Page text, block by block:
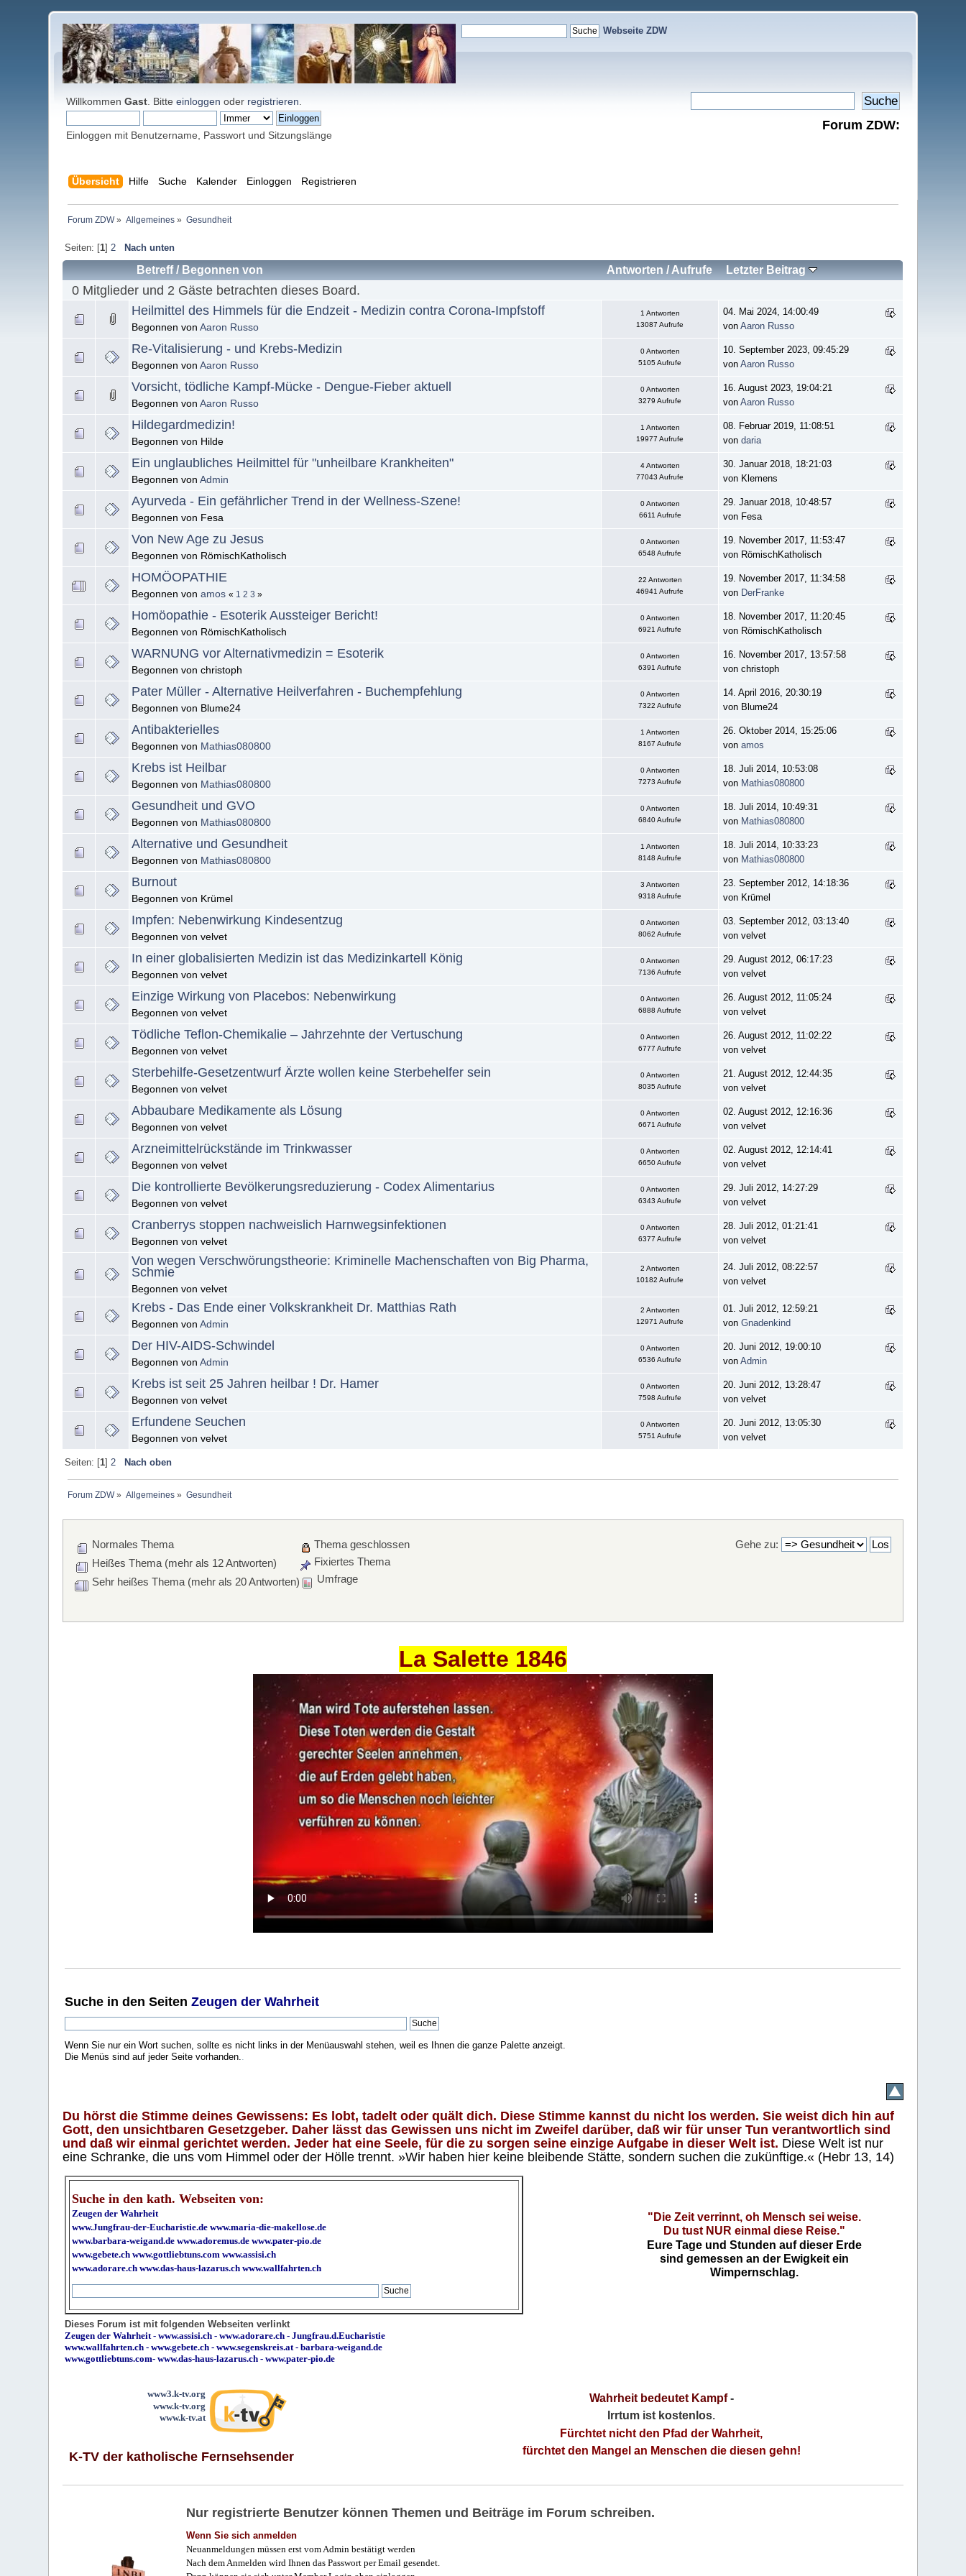
Webseite ZDW
WillkommenGast . Bitteeinloggen oder registrieren
Einloggen mit Benutzername, Passwort und Sitzungslänge
Forum ZDW:
Übersicht Hilfe Suche Kalender Einloggen Registrieren
Forum ZDW» Allgemeines» Gesundheit
Seiten: [1] 2 Nach unten
Betreff/ Begonnen von Antworten /Aufrufe Letzter Beitrag
0 Mitglieder und 2 Gäste betrachten dieses Board.
Heilmittel des Himmels für die Endzeit - Medizin contra Corona-Impfstoff
Begonnen vonAaron Russo
1 Antworten
13087 Aufrufe
04. Mai 2024, 14:00:49
vonAaron Russo
Re-Vitalisierung - und Krebs-Medizin
Begonnen vonAaron Russo
0 Antworten
5105 Aufrufe
10. September 2023, 09:45:29
vonAaron Russo
Vorsicht, tödliche Kampf-Mücke - Dengue-Fieber aktuell
Begonnen vonAaron Russo
0 Antworten
3279 Aufrufe
16. August 2023, 19:04:21
vonAaron Russo
Hildegardmedizin!
Begonnen von Hilde
1 Antworten
19977 Aufrufe
08. Februar 2019, 11:08:51
vondaria
Ein unglaubliches Heilmittel für "unheilbare Krankheiten"
Begonnen vonAdmin
4 Antworten
77043 Aufrufe
30. Januar 2018, 18:21:03
von Klemens
Ayurveda - Ein gefährlicher Trend in der Wellness-Szene!
Begonnen von Fesa
0 Antworten
6611 Aufrufe
29. Januar 2018, 10:48:57
von Fesa
Von New Age zu Jesus
Begonnen von RömischKatholisch
0 Antworten
6548 Aufrufe
19. November 2017, 11:53:47
von RömischKatholisch
HOMÖOPATHIE
Begonnen vonamos « 1 2 3 »
22 Antworten
46941 Aufrufe
19. November 2017, 11:34:58
von DerFranke
Homöopathie - Esoterik Aussteiger Bericht!
Begonnen von RömischKatholisch
0 Antworten
6921 Aufrufe
18. November 2017, 11:20:45
von RömischKatholisch
WARNUNG vor Alternativmedizin = Esoterik
Begonnen von christoph
0 Antworten
6391 Aufrufe
16. November 2017, 13:57:58
von christoph
Pater Müller - Alternative Heilverfahren - Buchempfehlung
Begonnen von Blume24
0 Antworten
7322 Aufrufe
14. April 2016, 20:30:19
von Blume24
Antibakterielles
Begonnen von Mathias080800
1 Antworten
8167 Aufrufe
26. Oktober 2014, 15:25:06
vonamos
Krebs ist Heilbar
Begonnen von Mathias080800
0 Antworten
7273 Aufrufe
18. Juli 2014, 10:53:08
von Mathias080800
Gesundheit und GVO
Begonnen von Mathias080800
0 Antworten
6840 Aufrufe
18. Juli 2014, 10:49:31
von Mathias080800
Alternative und Gesundheit
Begonnen von Mathias080800
1 Antworten
8148 Aufrufe
18. Juli 2014, 10:33:23
von Mathias080800
Burnout
Begonnen von Krümel
3 Antworten
9318 Aufrufe
23. September 2012, 14:18:36
von Krümel
Impfen: Nebenwirkung Kindesentzug
Begonnen von velvet
0 Antworten
8062 Aufrufe
03. September 2012, 03:13:40
von velvet
In einer globalisierten Medizin ist das Medizinkartell König
Begonnen von velvet
0 Antworten
7136 Aufrufe
29. August 2012, 06:17:23
von velvet
Einzige Wirkung von Placebos: Nebenwirkung
Begonnen von velvet
0 Antworten
6888 Aufrufe
26. August 2012, 11:05:24
von velvet
Tödliche Teflon-Chemikalie – Jahrzehnte der Vertuschung
Begonnen von velvet
0 Antworten
6777 Aufrufe
26. August 2012, 11:02:22
von velvet
Sterbehilfe-Gesetzentwurf Ärzte wollen keine Sterbehelfer sein
Begonnen von velvet
0 Antworten
8035 Aufrufe
21. August 2012, 12:44:35
von velvet
Abbaubare Medikamente als Lösung
Begonnen von velvet
0 Antworten
6671 Aufrufe
02. August 2012, 12:16:36
von velvet
Arzneimittelrückstände im Trinkwasser
Begonnen von velvet
0 Antworten
6650 Aufrufe
02. August 2012, 12:14:41
von velvet
Die kontrollierte Bevölkerungsreduzierung - Codex Alimentarius
Begonnen von velvet
0 Antworten
6343 Aufrufe
29. Juli 2012, 14:27:29
von velvet
Cranberrys stoppen nachweislich Harnwegsinfektionen
Begonnen von velvet
0 Antworten
6377 Aufrufe
28. Juli 2012, 01:21:41
von velvet
Von wegen Verschwörungstheorie: Kriminelle Machenschaften von Big Pharma,
Schmie
Begonnen von velvet
2 Antworten
10182 Aufrufe
24. Juli 2012, 08:22:57
von velvet
Krebs - Das Ende einer Volkskrankheit Dr. Matthias Rath
Begonnen vonAdmin
2 Antworten
12971 Aufrufe
01. Juli 2012, 12:59:21
vonGnadenkind
Der HIV-AIDS-Schwindel
Begonnen vonAdmin
0 Antworten
6536 Aufrufe
20. Juni 2012, 19:00:10
vonAdmin
Krebs ist seit 25 Jahren heilbar ! Dr. Hamer
Begonnen von velvet
0 Antworten
7598 Aufrufe
20. Juni 2012, 13:28:47
von velvet
Erfundene Seuchen
Begonnen von velvet
0 Antworten
5751 Aufrufe
20. Juni 2012, 13:05:30
von velvet
Seiten: [1] 2 Nach oben
Forum ZDW» Allgemeines» Gesundheit
Gehe zu:
Normales Thema
Heißes Thema (mehr als 12 Antworten)
Sehr heißes Thema (mehr als 20 Antworten)
Thema geschlossen
Fixiertes Thema
Umfrage
La Salette 1846
Suche in den SeitenZeugen der Wahrheit
Wenn Sie nur ein Wort suchen, sollte es nicht links in der Menüauswahl stehen, weil es Ihnen die ganze Palette anzeigt.
Die Menüs sind auf jeder Seite vorhanden.
Du hörst die Stimme deines Gewissens: Es lobt, tadelt oder quält dich. Diese Stimme kannst du nicht los werden. Sie weist dich hin auf
Gott, den unsichtbaren Gesetzgeber. Daher lässt das Gewissen uns nicht im Zweifel darüber, daß wir für unser Tun verantwortlich sind
und daß wir einmal gerichtet werden. Jeder hat eine Seele, für die zu sorgen seine einzige Aufgabe in dieser Welt ist. Diese Welt ist nur
eine Schranke, die uns vom Himmel oder der Hölle trennt. »Wir haben hier keine bleibende Stätte, sondern suchen die zukünftige.« (Hebr 13, 14)
Suche in den kath. Webseiten von:
Zeugen der Wahrheit
www.Jungfrau-der-Eucharistie.de www.maria-die-makellose.de
www.barbara-weigand.de www.adoremus.de www.pater-pio.de
www.gebete.ch www.gottliebtuns.com www.assisi.ch
www.adorare.ch www.das-haus-lazarus.ch www.wallfahrten.ch
"Die Zeit verrinnt, oh Mensch sei weise.
Du tust NUR einmal diese Reise."
Eure Tage und Stunden auf dieser Erde
sind gemessen an der Ewigkeit ein
Wimpernschlag.
Dieses Forum ist mit folgenden Webseiten verlinkt
Zeugen der Wahrheit -www.assisi.ch -www.adorare.ch -Jungfrau.d.Eucharistie
www.wallfahrten.ch -www.gebete.ch -www.segenskreis.at -barbara-weigand.de
www.gottliebtuns.com-www.das-haus-lazarus.ch - www.pater-pio.de
www3.k-tv.org
www.k-tv.org
www.k-tv.at
K-TV der katholische Fernsehsender
Wahrheit bedeutet Kampf-
Irrtum ist kostenlos.
Fürchtet nicht den Pfad der Wahrheit,
fürchtet den Mangel an Menschen die diesen gehn!
Nur registrierte Benutzer können Themen und Beiträge im Forum schreiben.
Wenn Sie sich anmelden
Neuanmeldungen müssen erst vom Admin bestätigt werden
Nach dem Anmelden wird Ihnen das Passwort per Email gesendet.